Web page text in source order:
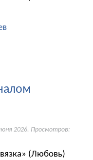
2026. Просмотров:
(Любовь)